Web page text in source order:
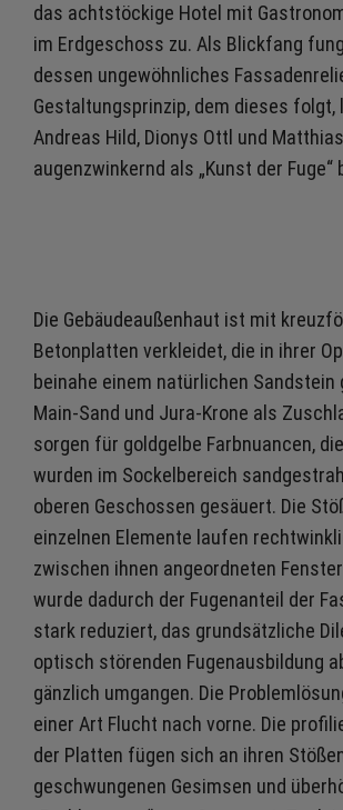
das achtstöckige Hotel mit
im Erdgeschoss zu. Als Blickfang
dessen ungewöhnliches
Gestaltungsprinzip, dem dieses
Andreas Hild, Dionys Ottl und
augenzwinkernd als „Kunst der Fuge“
Die Gebäudeaußenhaut ist mit
Betonplatten verkleidet, die in ihrer
beinahe einem natürlichen Sandstein
Main-Sand und Jura-Krone als
sorgen für goldgelbe Farbnuancen,
wurden im Sockelbereich
oberen Geschossen gesäuert. Die
einzelnen Elemente laufen
zwischen ihnen angeordneten
wurde dadurch der Fugenanteil der
stark reduziert, das grundsätzliche
optisch störenden Fugenausbildung
gänzlich umgangen. Die
einer Art Flucht nach vorne. Die
der Platten fügen sich an ihren
geschwungenen Gesimsen und